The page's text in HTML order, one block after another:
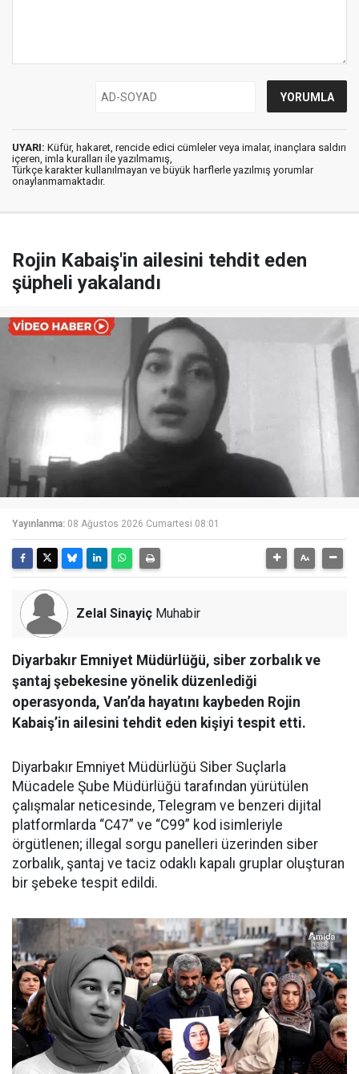
UYARI: Küfür, hakaret, rencide edici cümleler veya imalar, inançlara saldırı
içeren, imla kuralları ile yazılmamış,
Türkçe karakter kullanılmayan ve büyük harflerle yazılmış yorumlar
onaylanmamaktadır.
Rojin Kabaiş'in ailesini tehdit eden
şüpheli yakalandı
Yayınlanma: 08 Ağustos 2026 Cumartesi 08:01
Zelal Sinayiç Muhabir
Diyarbakır Emniyet Müdürlüğü, siber zorbalık ve
şantaj şebekesine yönelik düzenlediği
operasyonda, Van’da hayatını kaybeden Rojin
Kabaiş’in ailesini tehdit eden kişiyi tespit etti.
Diyarbakır Emniyet Müdürlüğü Siber Suçlarla
Mücadele Şube Müdürlüğü tarafından yürütülen
çalışmalar neticesinde, Telegram ve benzeri dijital
platformlarda “C47” ve “C99” kod isimleriyle
örgütlenen; illegal sorgu panelleri üzerinden siber
zorbalık, şantaj ve taciz odaklı kapalı gruplar oluşturan
bir şebeke tespit edildi.